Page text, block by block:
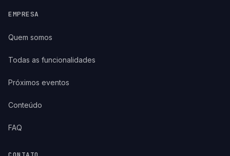
EMPRESA
Quem somos
Todas as funcionalidades
Próximos eventos
Conteúdo
FAQ